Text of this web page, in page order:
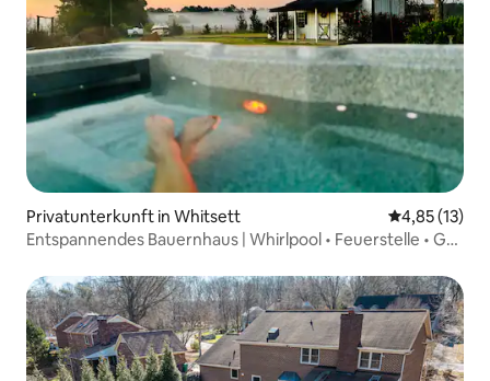
Privatunterkunft in Whitsett
4,85 (13)
Entspannendes Bauernhaus | Whirlpool • Feuerstelle • Grill